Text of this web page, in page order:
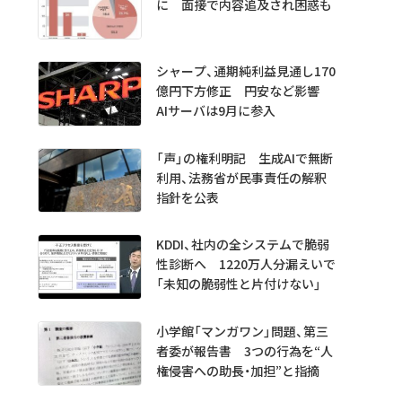
に 面接で内容追及され困惑も
シャープ、通期純利益見通し170
億円下方修正 円安など影響
AIサーバは9月に参入
「声」の権利明記 生成AIで無断
利用、法務省が民事責任の解釈
指針を公表
KDDI、社内の全システムで脆弱
性診断へ 1220万人分漏えいで
「未知の脆弱性と片付けない」
小学館「マンガワン」問題、第三
者委が報告書 3つの行為を“人
権侵害への助長・加担”と指摘